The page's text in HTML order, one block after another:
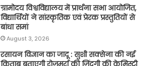
ग्रामोदय विश्वविद्यालय में प्रार्थना सभा आयोजित,
विद्यार्थियों ने सांस्कृतिक एवं प्रेरक प्रस्तुतियों से
बांधा समां
August 3, 2026
रसायन विज्ञान का जादू : सुशी सक्सेना की नई
किताब बताएगी रोज़मर्रा की ज़िंदगी की केमिस्ट्री